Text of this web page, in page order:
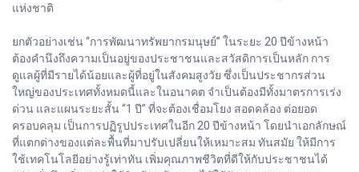
แห่งชาติ
ยกตัวอย่างเช่น “การพัฒนาทรัพยากรมนุษย์” ในระยะ 20 ปีข้างหน้า
ต้องคำนึงถึงความเป็นอยู่ของประชาชนและสวัสดิการเป็นหลัก การ
ดูแลผู้ที่มีรายได้น้อยและผู้ที่อยู่ในสังคมสูงวัย ซึ่งเป็นประชากรส่วน
ใหญ่ของประเทศทั้งหมดนี้และในอนาคต จำเป็นต้องมีทั้งมาตรการเร่ง
ด่วน และแผนระยะสั้น “1 ปี” ที่จะต้องเชื่อมโยง สอดคล้อง ต่อยอด
ครอบคลุม เป็นการปฏิรูปประเทศในอีก 20 ปีข้างหน้า โดยนำเอกลักษณ์
ที่แตกต่างของแต่ละพื้นที่มาปรับเปลี่ยนให้เหมาะสม ทันสมัย ให้มีการ
ใช้เทคโนโลยีอย่างรู้เท่าทัน เพิ่มคุณภาพชีวิตที่ดีให้กับประชาชนได้